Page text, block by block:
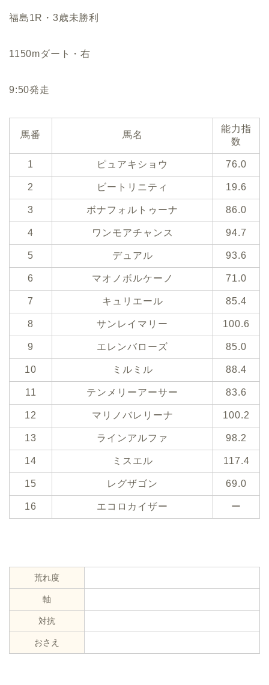
福島1R・3歳未勝利
1150mダート・右
9:50発走
馬番 馬名
能力指
数
1 ピュアキショウ 76.0
2 ビートリニティ 19.6
3 ボナフォルトゥーナ 86.0
4 ワンモアチャンス 94.7
5 デュアル 93.6
6 マオノボルケーノ 71.0
7 キュリエール 85.4
8 サンレイマリー 100.6
9 エレンバローズ 85.0
10 ミルミル 88.4
11 テンメリーアーサー 83.6
12 マリノバレリーナ 100.2
13 ラインアルファ 98.2
14 ミスエル 117.4
15 レグザゴン 69.0
16 エコロカイザー ー
荒れ度
軸
対抗
おさえ